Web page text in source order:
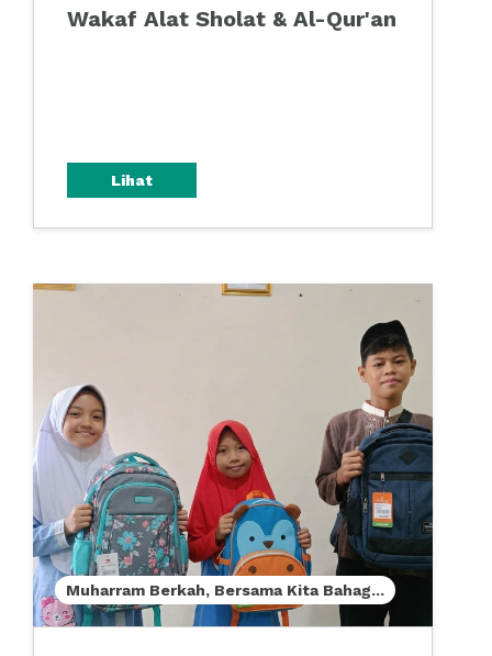
Wakaf Alat Sholat & Al-Qur'an
Lihat
Muharram Berkah, Bersama Kita Bahag...